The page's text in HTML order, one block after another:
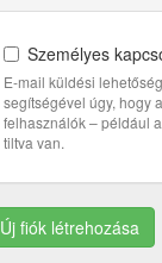
Személyes
E-mail küldési
segítségével úgy, hogy
felhasználók – például
tiltva van.
Új fiók létrehozása